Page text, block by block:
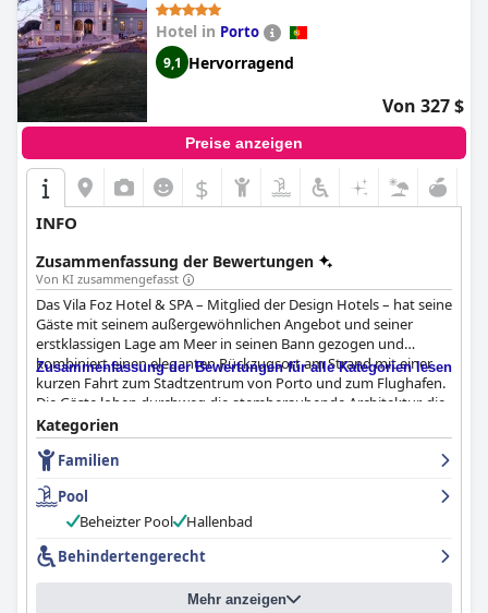
Hotel in Porto
9,1 Hervorragend
Von 327 $
Preise anzeigen
$
INFO
Zusammenfassung der Bewertungen
Von KI zusammengefasst
Das Vila Foz Hotel & SPA – Mitglied der Design Hotels – hat seine
Gäste mit seinem außergewöhnlichen Angebot und seiner
erstklassigen Lage am Meer in seinen Bann gezogen und
kombiniert einen eleganten Rückzugsort am Strand mit einer
kurzen Fahrt zum Stadtzentrum von Porto und zum Flughafen.
Die Gäste loben durchweg die atemberaubende Architektur, die
historische Elemente nahtlos mit modernem Design verbindet,
sowie die Sauberkeit und die tadellose Instandhaltung des
Hotels.
Besucher werden von den verschiedenen erstklassigen
Annehmlichkeiten des Hotels angezogen, darunter ein
ausgestattetes Fitnessstudio und die Möglichkeit, die
malerische Umgebung mit dem Fahrrad zu erkunden. Der
Service wird hoch gelobt, wobei das aufmerksame und sehr
Zusammenfassung der Bewertungen für alle Kategorien lesen
Kategorien
Familien
Pool
Beheizter Pool
Hallenbad
Behindertengerecht
Mehr anzeigen